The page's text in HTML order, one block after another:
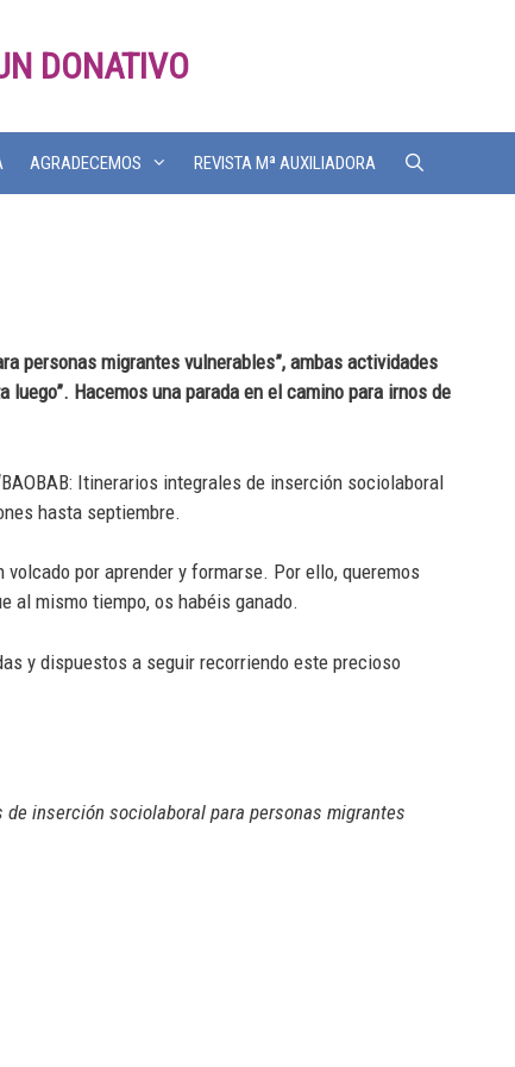
DONATIVO
AGRADECEMOS REVISTA Mª AUXILIADORA
personas migrantes vulnerables”, ambas actividades
Hacemos una parada en el camino para irnos de
Itinerarios integrales de inserción sociolaboral
hasta septiembre.
por aprender y formarse. Por ello, queremos
al mismo tiempo, os habéis ganado.
y dispuestos a seguir recorriendo este precioso
inserción sociolaboral para personas migrantes